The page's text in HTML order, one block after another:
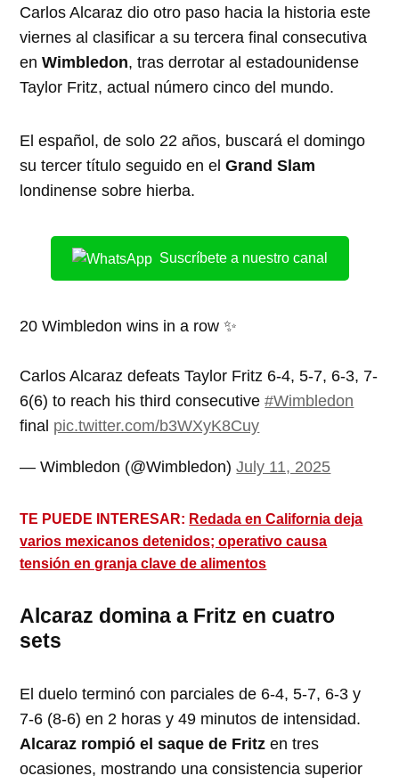
Carlos Alcaraz dio otro paso hacia la historia este
viernes al clasificar a su tercera final consecutiva
enWimbledon, tras derrotar al estadounidense
Taylor Fritz, actual número cinco del mundo.
El español, de solo 22 años, buscará el domingo
su tercer título seguido en elGrand Slam
londinense sobre hierba.
Suscríbete a nuestro canal
20 Wimbledon wins in a row ✨
Carlos Alcaraz defeats Taylor Fritz 6-4, 5-7, 6-3, 7-
6(6) to reach his third consecutive#Wimbledon
final pic.twitter.com/b3WXyK8Cuy
— Wimbledon (@Wimbledon)July 11, 2025
TE PUEDE INTERESAR: Redada en California deja
varios mexicanos detenidos; operativo causa
tensión en granja clave de alimentos
Alcaraz domina a Fritz en cuatro
sets
El duelo terminó con parciales de 6-4, 5-7, 6-3 y
7-6 (8-6) en 2 horas y 49 minutos de intensidad.
Alcaraz rompió el saque de Fritzen tres
ocasiones, mostrando una consistencia superior